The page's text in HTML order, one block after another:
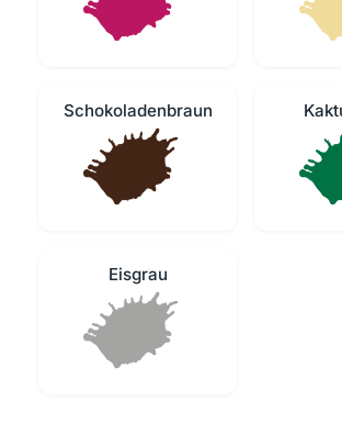
Schokoladenbraun
Eisgrau